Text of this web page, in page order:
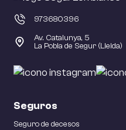
973680396
Av. Catalunya, 5
La Pobla de Segur (Lleida)
Seguros
Seguro de decesos